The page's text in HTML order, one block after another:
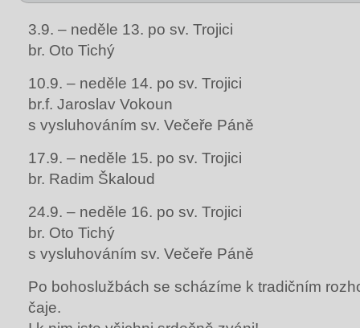
3.9. – neděle 13. po sv. Trojici
br. Oto Tichý
10.9. – neděle 14. po sv. Trojici
br.f. Jaroslav Vokoun
s vysluhováním sv. Večeře Páně
17.9. – neděle 15. po sv. Trojici
br. Radim Škaloud
24.9. – neděle 16. po sv. Trojici
br. Oto Tichý
s vysluhováním sv. Večeře Páně
Po bohoslužbách se scházíme k tradičním
čaje.